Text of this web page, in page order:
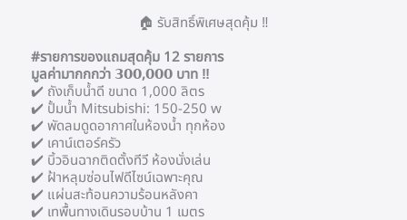
🏠 รับสิทธิ์พิเศษสุดคุ้ม ‼️
#รายการของแถมสุดคุ้ม 12 รายการ
มูลค่ามากกกว่า 𝟯𝟬𝟬,𝟬𝟬𝟬 บาท ‼️
✔️ ถังเก็บน้ำดี ขนาด 1,000 ลิตร
✔️ ปั้มน้ำ Mitsubishi: 150-250 w
✔️ พัดลมดูดอากาศในห้องน้ำ ทุกห้อง
✔️ เคาน์เตอร์ครัว
✔️ บิ้วอินฉากติดตั้งทีวี ห้องนั่งเล่น
✔️ ฝ้าหลุมซ่อนไฟดีไซน์เฉพาะคุณ
✔️ แผ่นสะท้อนความร้อนหลังคา
✔️ เทพื้นทางเดินรอบบ้าน 1 เมตร